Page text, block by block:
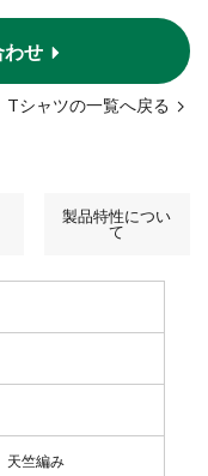
わせ
Tシャツの一覧へ戻る
製品特性につい
て
天竺編み